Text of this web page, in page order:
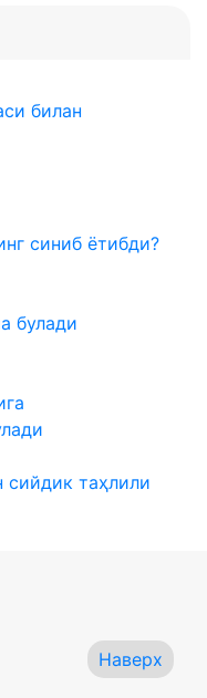
билан
синиб ётибди?
булади
сийдик таҳлили
Наверх